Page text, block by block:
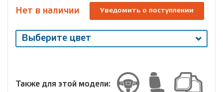
Нет в наличии Уведомить о поступлении
Выберите цвет
Выберите
Также для этой модели: